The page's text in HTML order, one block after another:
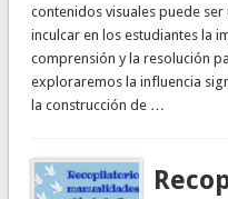
contenidos visuales puede
inculcar en los estudiantes la
comprensión y la resolución
exploraremos la influencia
la construcción de …